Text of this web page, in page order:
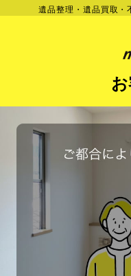
遺品整理・遺品買取・